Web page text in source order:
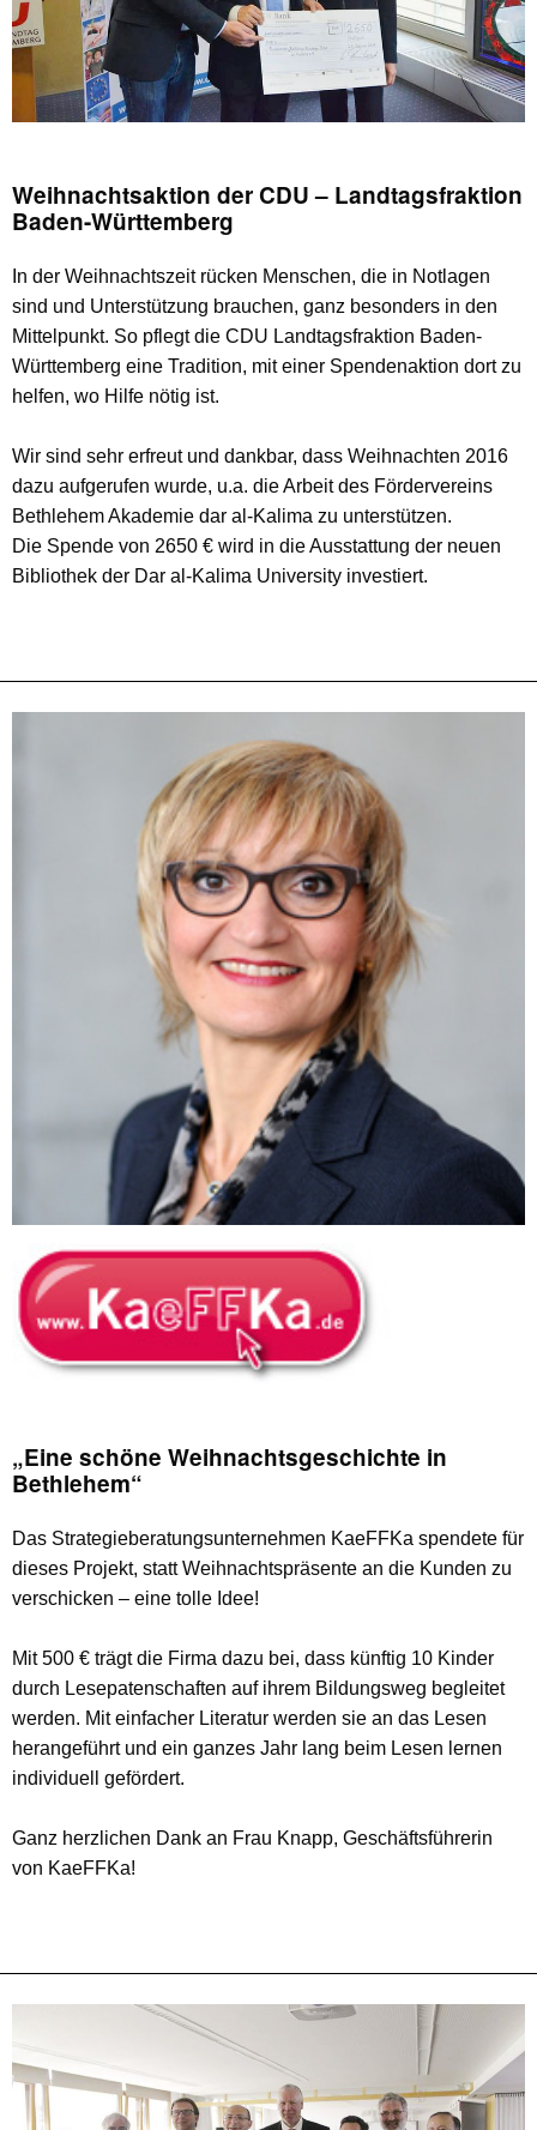
Weihnachtsaktion der CDU – Landtagsfraktion
Baden-Württemberg
In der Weihnachtszeit rücken Menschen, die in Notlagen
sind und Unterstützung brauchen, ganz besonders in den
Mittelpunkt. So pflegt die CDU Landtagsfraktion Baden-
Württemberg eine Tradition, mit einer Spendenaktion dort zu
helfen, wo Hilfe nötig ist.
Wir sind sehr erfreut und dankbar, dass Weihnachten 2016
dazu aufgerufen wurde, u.a. die Arbeit des Fördervereins
Bethlehem Akademie dar al-Kalima zu unterstützen.
Die Spende von 2650 € wird in die Ausstattung der neuen
Bibliothek der Dar al-Kalima University investiert.
„Eine schöne Weihnachtsgeschichte in
Bethlehem“
Das Strategieberatungsunternehmen KaeFFKa spendete für
dieses Projekt, statt Weihnachtspräsente an die Kunden zu
verschicken – eine tolle Idee!
Mit 500 € trägt die Firma dazu bei, dass künftig 10 Kinder
durch Lesepatenschaften auf ihrem Bildungsweg begleitet
werden. Mit einfacher Literatur werden sie an das Lesen
herangeführt und ein ganzes Jahr lang beim Lesen lernen
individuell gefördert.
Ganz herzlichen Dank an Frau Knapp, Geschäftsführerin
von KaeFFKa!